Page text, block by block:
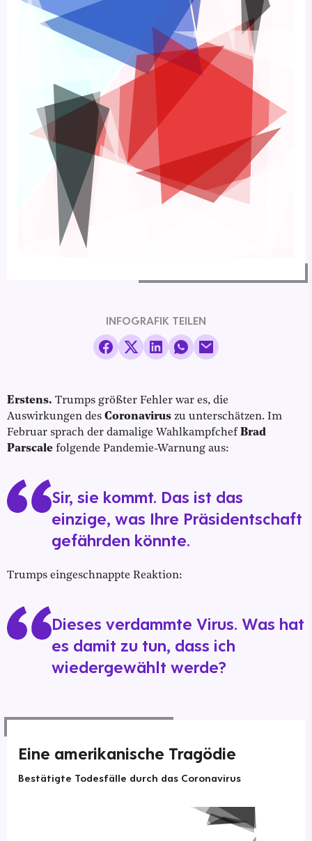
INFOGRAFIK TEILEN
Erstens. Trumps größter Fehler war es, die
Auswirkungen des Coronavirus zu unterschätzen. Im
Februar sprach der damalige Wahlkampfchef Brad
Parscale folgende Pandemie-Warnung aus:
Sir, sie kommt. Das ist das
einzige, was Ihre Präsidentschaft
gefährden könnte.
Trumps eingeschnappte Reaktion:
Dieses verdammte Virus. Was hat
es damit zu tun, dass ich
wiedergewählt werde?
Eine amerikanische Tragödie
Bestätigte Todesfälle durch das Coronavirus